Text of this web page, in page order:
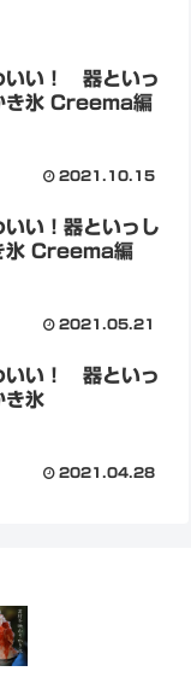
いい！ 器といっ
き氷 Creema編
2021.10.15
いい！器といっし
氷 Creema編
2021.05.21
いい！ 器といっ
き氷
2021.04.28